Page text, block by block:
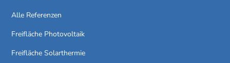
Alle Referenzen
Freifläche Photovoltaik
Freifläche Solarthermie